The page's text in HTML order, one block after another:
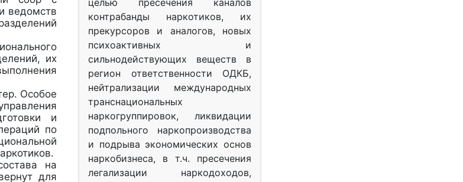
целью пресечения каналов
контрабанды наркотиков, их
прекурсоров и аналогов, новых
психоактивных и
сильнодействующих веществ в
регион ответственности ОДКБ,
нейтрализации международных
транснациональных
наркогруппировок, ликвидации
подпольного наркопроизводства
и подрыва экономических основ
наркобизнеса, в т.ч. пресечения
легализации наркодоходов,
ведомств
их
Особое
и
по
на
для